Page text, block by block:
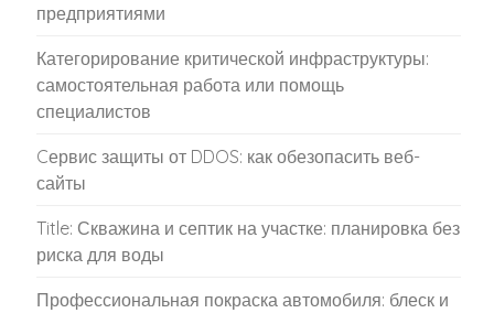
предприятиями
Категорирование критической инфраструктуры:
самостоятельная работа или помощь
специалистов
Cервис защиты от DDOS: как обезопасить веб-
сайты
Title: Скважина и септик на участке: планировка без
риска для воды
Профессиональная покраска автомобиля: блеск и